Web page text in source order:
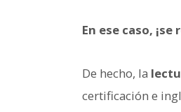
En ese caso,
De hecho, la
certificación e